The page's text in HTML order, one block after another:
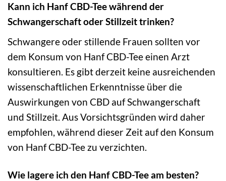
Kann ich Hanf CBD-Tee während der
Schwangerschaft oder Stillzeit trinken?
Schwangere oder stillende Frauen sollten vor
dem Konsum von Hanf CBD-Tee einen Arzt
konsultieren. Es gibt derzeit keine ausreichenden
wissenschaftlichen Erkenntnisse über die
Auswirkungen von CBD auf Schwangerschaft
und Stillzeit. Aus Vorsichtsgründen wird daher
empfohlen, während dieser Zeit auf den Konsum
von Hanf CBD-Tee zu verzichten.
Wie lagere ich den Hanf CBD-Tee am besten?